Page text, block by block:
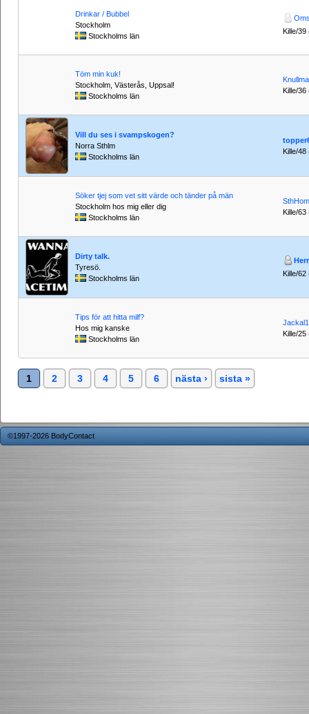
Drinkar / Bubbel
Stockholm
Stockholms län
Kille/39
Töm min kuk!
Stockholm, Västerås, Uppsal!
Stockholms län
Kille/36
Vill du ses i svampskogen?
Norra Sthlm
Stockholms län
Kille/48
Söker tjej som vet sitt värde och tänder på män
Stockholm hos mig eller dig
Stockholms län
Kille/63
Dirty talk.
Tyresö.
Stockholms län
Kille/62
Tips för att hitta milf?
Hos mig kanske
Stockholms län
Jackal1
Kille/25
1 2 3 4 5 6 nästa › sista »
©1997-2026 BodyContact